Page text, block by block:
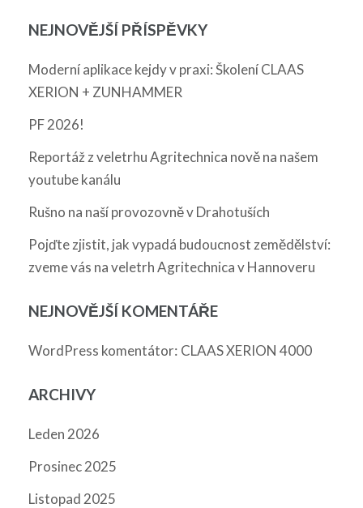
NEJNOVĚJŠÍ PŘÍSPĚVKY
Moderní aplikace kejdy v praxi: Školení CLAAS
XERION + ZUNHAMMER
PF 2026!
Reportáž z veletrhu Agritechnica nově na našem
youtube kanálu
Rušno na naší provozovně v Drahotuších
Pojďte zjistit, jak vypadá budoucnost zemědělství:
zveme vás na veletrh Agritechnica v Hannoveru
NEJNOVĚJŠÍ KOMENTÁŘE
WordPress komentátor: CLAAS XERION 4000
ARCHIVY
Leden 2026
Prosinec 2025
Listopad 2025